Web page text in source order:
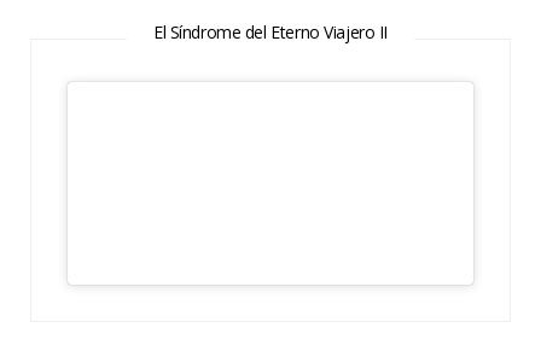
El Síndrome del Eterno Viajero II